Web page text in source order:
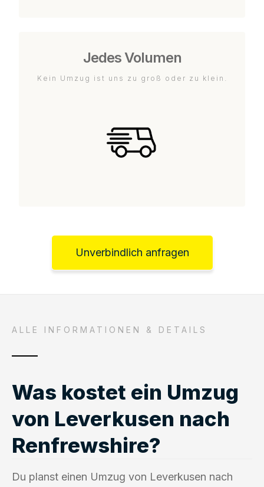
Jedes Volumen
Kein Umzug ist uns zu groß oder zu klein.
Unverbindlich anfragen
ALLE INFORMATIONEN & DETAILS
Was kostet ein Umzug
von Leverkusen nach
Renfrewshire?
Du planst einen Umzug von Leverkusen nach